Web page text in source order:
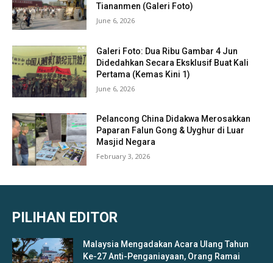
Tiananmen (Galeri Foto)
June 6, 2026
Galeri Foto: Dua Ribu Gambar 4 Jun
Didedahkan Secara Eksklusif Buat Kali
Pertama (Kemas Kini 1)
June 6, 2026
Pelancong China Didakwa Merosakkan
Paparan Falun Gong & Uyghur di Luar
Masjid Negara
February 3, 2026
PILIHAN EDITOR
Malaysia Mengadakan Acara Ulang Tahun
Ke-27 Anti-Penganiayaan, Orang Ramai